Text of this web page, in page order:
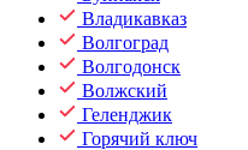
Владикавказ
Волгоград
Волгодонск
Волжский
Геленджик
Горячий ключ